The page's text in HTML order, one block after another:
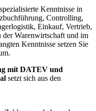
Kenntnisse in
Controlling,
Einkauf, Vertrieb,
Warenwirtschaft und im
Kenntnisse setzen Sie
mit DATEV und
setzt sich aus den